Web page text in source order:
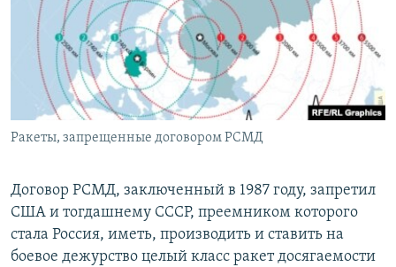
Ракеты, запрещенные договором РСМД
Договор РСМД, заключенный в 1987 году, запретил
США и тогдашнему СССР, преемником которого
стала Россия, иметь, производить и ставить на
боевое дежурство целый класс ракет досягаемости